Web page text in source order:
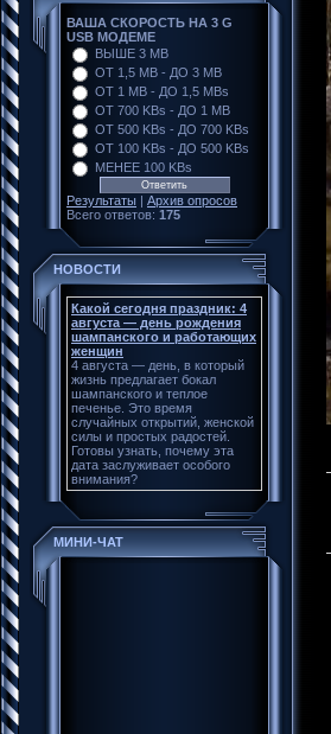
ВАША СКОРОСТЬ НА 3 G
USB МОДЕМЕ
ВЫШЕ 3 MB
ОТ 1,5 MB - ДО 3 MB
ОТ 1 MB - ДО 1,5 MBs
ОТ 700 KBs - ДО 1 MB
ОТ 500 KBs - ДО 700 KBs
ОТ 100 KBs - ДО 500 KBs
МЕНЕЕ 100 KBs
Результаты | Архив опросов
Всего ответов: 175
НОВОСТИ
Какой сегодня праздник: 4
августа — день рождения
шампанского и работающих
женщин
4 августа — день, в который
жизнь предлагает бокал
шампанского и теплое
печенье. Это время
случайных открытий, женской
силы и простых радостей.
Готовы узнать, почему эта
дата заслуживает особого
внимания?
МИНИ-ЧАТ